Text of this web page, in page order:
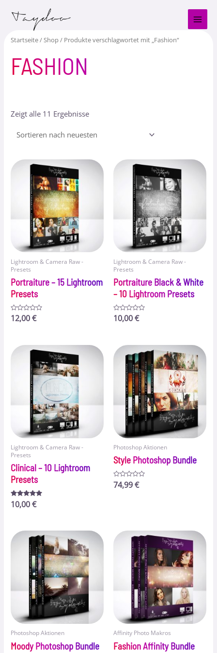
Inhalt
Startseite/Shop/ Produkte verschlagwortet mit „Fashion“
FASHION
Zeigt alle 11 Ergebnisse
Lightroom & Camera Raw -
Presets
Portraiture – 15 Lightroom
Presets
Bewertet
mit
12,00€
Lightroom & Camera Raw -
Presets
Portraiture Black & White
– 10 Lightroom Presets
Bewertet
mit
10,00€
Lightroom & Camera Raw -
Presets
Clinical – 10 Lightroom
Presets
Bewertet
mit
10,00€
Photoshop Aktionen
Style Photoshop Bundle
Bewertet
mit
74,99€
Photoshop Aktionen
Moody Photoshop Bundle
Affinity Photo Makros
Fashion Affinity Bundle